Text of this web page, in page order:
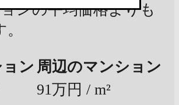
ンの平均価格よりも
ン 周辺のマンション
91万円 / m²